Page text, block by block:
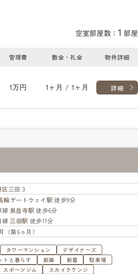
空室部屋数： 1 部屋
管理費 敷金・礼金 物件詳細
詳細
1万円 1ヶ月 / 1ヶ月
区三田３
輪ゲートウェイ駅 徒歩9分
線 泉岳寺駅 徒歩6分
線 三田駅 徒歩11分
（築6ヵ月）
タワーマンション
デザイナーズ
トと暮らす 新築 新着
駐車場
スポーツジム スカイラウンジ